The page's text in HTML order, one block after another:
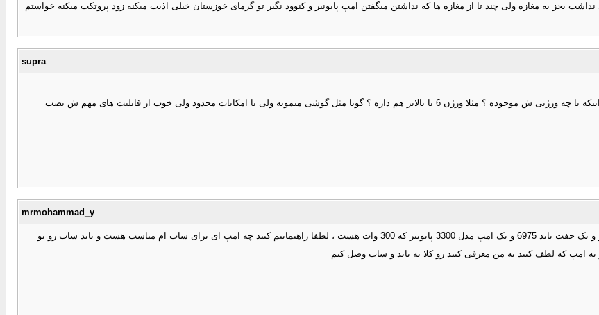
کل شهرمونو گشتم هیچکی نداشت بجز یه مغازه ولی چند تا از مغازه ها که نداشتن میگفتن امپ پایونیر و کنوود نگیر تو گرمای خوزستان خیلی اذیت میکنه زود پروتکت میکنه خواستم
supra
دوستان مشاور در مورد ابن پخش های آندرویدی که تو بازار هست اطلاعی دارین ؟ اینکه تا چه ورژنی ش موجوده ؟ مثلا ورژن 6 یا بالاتر هم داره ؟ گویا مثل گوشی میمونه ولی با امکانات محدود ولی خوب از قابلیت های مهم ش نصب
mrmohammad_y
با سلام و خسته نباشید من یه ساب 308 پایونیر مدل دی 4 دارم و پخش 6050 پایونیز و یک جفت باند 6975 و یک امپ مدل 3300 پایونیر که 300 وات هست ، لطفا راهنماییم کنید چه امپ ای برای ساب ام مناسب هست و باید ساب رو تو